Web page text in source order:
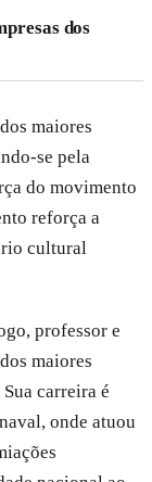
dos
maiores
se pela
do movimento
reforça a
cultural
professor e
maiores
carreira é
onde atuou